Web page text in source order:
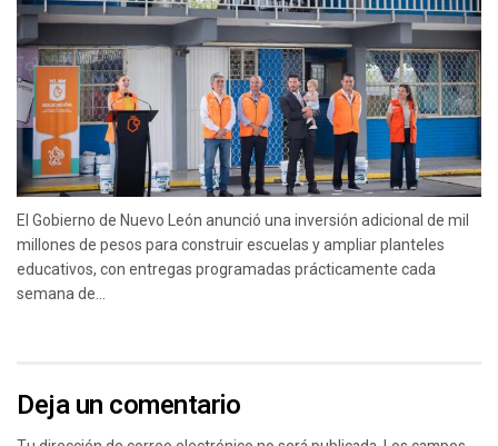
El Gobierno de Nuevo León anunció una inversión adicional de mil
millones de pesos para construir escuelas y ampliar planteles
educativos, con entregas programadas prácticamente cada
semana de...
Deja un comentario